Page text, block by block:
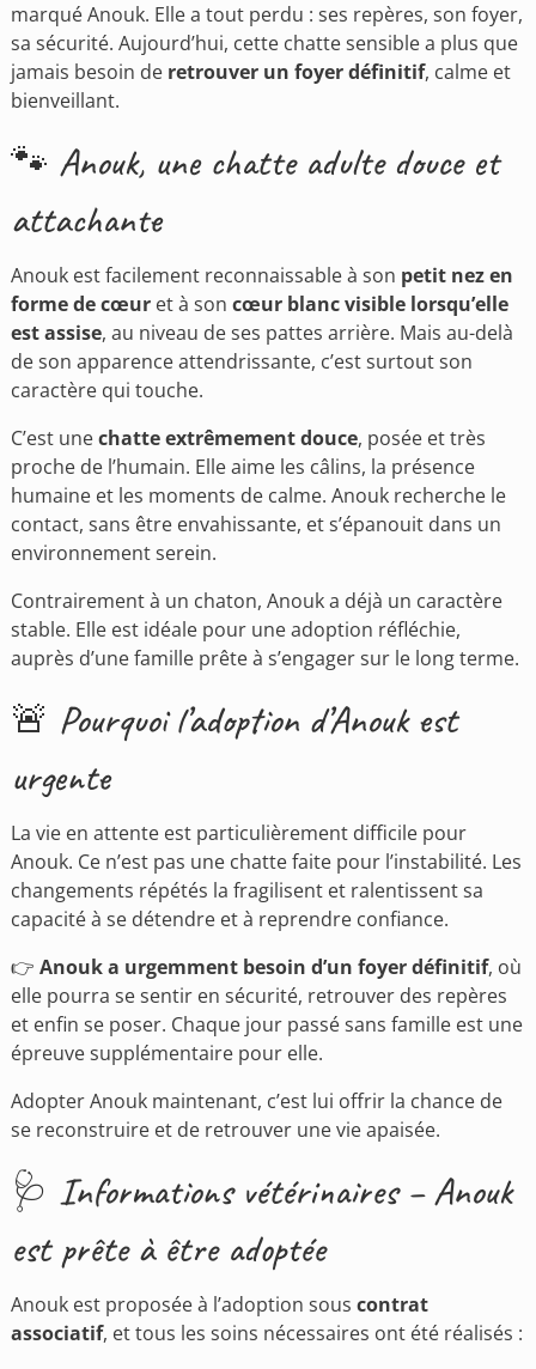
marqué Anouk. Elle a tout perdu : ses repères, son foyer,
sa sécurité. Aujourd’hui, cette chatte sensible a plus que
jamais besoin de retrouver un foyer définitif, calme et
bienveillant.
🐾 Anouk, une chatte adulte douce et
attachante
Anouk est facilement reconnaissable à son petit nez en
forme de cœuret à son cœur blanc visible lorsqu’elle
est assise, au niveau de ses pattes arrière. Mais au-delà
de son apparence attendrissante, c’est surtout son
caractère qui touche.
C’est unechatte extrêmement douce, posée et très
proche de l’humain. Elle aime les câlins, la présence
humaine et les moments de calme. Anouk recherche le
contact, sans être envahissante, et s’épanouit dans un
environnement serein.
Contrairement à un chaton, Anouk a déjà un caractère
stable. Elle est idéale pour une adoption réfléchie,
auprès d’une famille prête à s’engager sur le long terme.
🚨 Pourquoi l’adoption d’Anouk est
urgente
La vie en attente est particulièrement difficile pour
Anouk. Ce n’est pas une chatte faite pour l’instabilité. Les
changements répétés la fragilisent et ralentissent sa
capacité à se détendre et à reprendre confiance.
👉 Anouk a urgemment besoin d’un foyer définitif, où
elle pourra se sentir en sécurité, retrouver des repères
et enfin se poser. Chaque jour passé sans famille est une
épreuve supplémentaire pour elle.
Adopter Anouk maintenant, c’est lui offrir la chance de
se reconstruire et de retrouver une vie apaisée.
🩺 Informations vétérinaires – Anouk
est prête à être adoptée
Anouk est proposée à l’adoption sous contrat
associatif, et tous les soins nécessaires ont été réalisés :